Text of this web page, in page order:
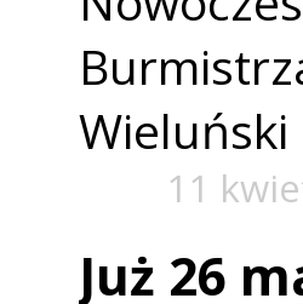
Wieluński
11
Już 26